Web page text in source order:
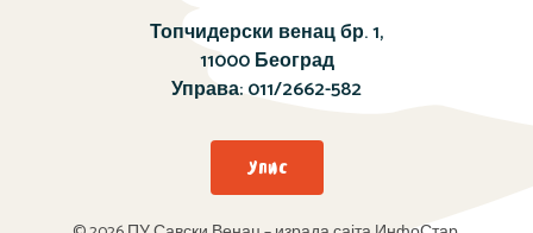
Топчидерски венац бр. 1,
11000 Београд
Управа:011/2662-582
Упис